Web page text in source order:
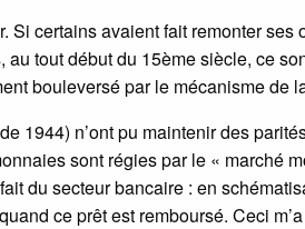
Si certains avaient fait remonter
tout début du 15ème siècle, ce
bouleversé par le mécanisme de
1944) n’ont pu maintenir des
sont régies par le « marché
du secteur bancaire : en
ce prêt est remboursé. Ceci